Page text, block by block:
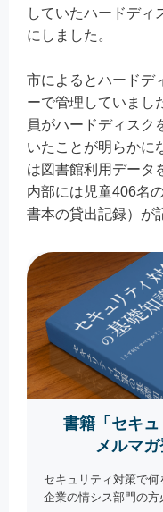
していたハードディ
にしました。
市によるとハードデ
ーで管理していまし
員がハードディスク
いたことが明らかに
は図書館利用データ
内部には児童406名
書本の貸出記録）が
書籍「セキュ
メルマ
セキュリティ対策で
企業の情シス部門の方